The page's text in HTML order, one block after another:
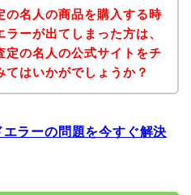
の名人の商品を購入する時
ラーが出てしまった方は、
定の名人の公式サイトをチ
てはいかがでしょうか？
ラーの問題を今すぐ解決